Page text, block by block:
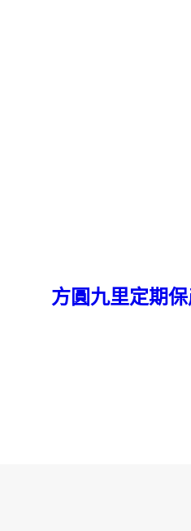
方圓九里定期